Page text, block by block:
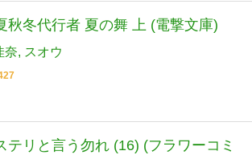
秋冬代行者 夏の舞 上 (電撃文庫)
奈 スオウ
テリと言う勿れ (16) (フラワーコミ